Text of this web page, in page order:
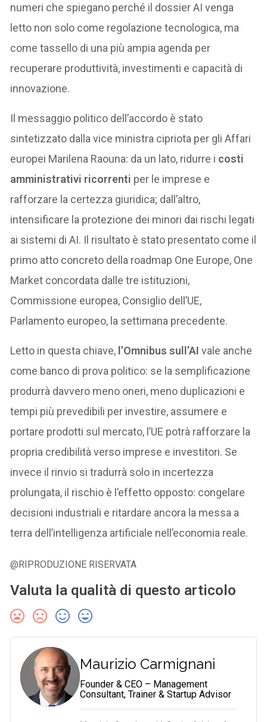
numeri che spiegano perché il dossier AI venga
letto non solo come regolazione tecnologica, ma
come tassello di una più ampia agenda per
recuperare produttività, investimenti e capacità di
innovazione.
Il messaggio politico dell’accordo è stato
sintetizzato dalla vice ministra cipriota per gli Affari
europei Marilena Raouna: da un lato, ridurre i costi
amministrativi ricorrenti per le imprese e
rafforzare la certezza giuridica; dall’altro,
intensificare la protezione dei minori dai rischi legati
ai sistemi di AI. Il risultato è stato presentato come il
primo atto concreto della roadmap One Europe, One
Market concordata dalle tre istituzioni,
Commissione europea, Consiglio dell’UE,
Parlamento europeo, la settimana precedente.
Letto in questa chiave, l’Omnibus sull’AIvale anche
come banco di prova politico: se la semplificazione
produrrà davvero meno oneri, meno duplicazioni e
tempi più prevedibili per investire, assumere e
portare prodotti sul mercato, l’UE potrà rafforzare la
propria credibilità verso imprese e investitori. Se
invece il rinvio si tradurrà solo in incertezza
prolungata, il rischio è l’effetto opposto: congelare
decisioni industriali e ritardare ancora la messa a
terra dell’intelligenza artificiale nell’economia reale.
@RIPRODUZIONE RISERVATA
Valuta la qualità di questo articolo
Maurizio Carmignani
Founder & CEO – Management
Consultant, Trainer & Startup Advisor